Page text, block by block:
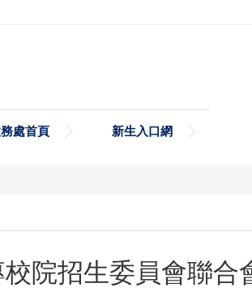
處首頁 新生入口網
院招生委員會聯合